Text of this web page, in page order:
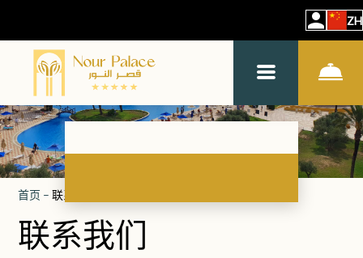
ZH
首页 –联系方式
联系我们